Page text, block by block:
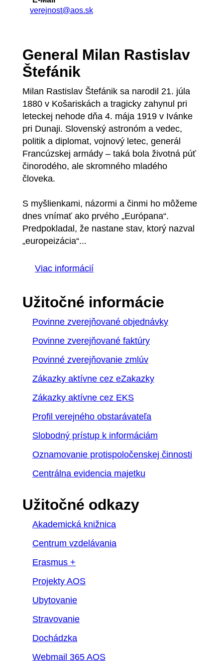
verejnost@aos.sk
General Milan Rastislav
Štefánik
Milan Rastislav Štefánik sa narodil 21. júla
1880 v Košariskách a tragicky zahynul pri
leteckej nehode dňa 4. mája 1919 v Ivánke
pri Dunaji. Slovenský astronóm a vedec,
politik a diplomat, vojnový letec, generál
Francúzskej armády – taká bola životná púť
činorodého, ale skromného mladého
človeka.
S myšlienkami, názormi a činmi ho môžeme
dnes vnímať ako prvého „Európana“.
Predpokladal, že nastane stav, ktorý nazval
„europeizácia“...
Viac informácií
Užitočné informácie
Povinne zverejňované objednávky
Povinne zverejňované faktúry
Povinné zverejňovanie zmlúv
Zákazky aktívne cez eZakazky
Zákazky aktívne cez EKS
Profil verejného obstarávateľa
Slobodný prístup k informáciám
Oznamovanie protispoločenskej činnosti
Centrálna evidencia majetku
Užitočné odkazy
Akademická knižnica
Centrum vzdelávania
Erasmus +
Projekty AOS
Ubytovanie
Stravovanie
Dochádzka
Webmail 365 AOS